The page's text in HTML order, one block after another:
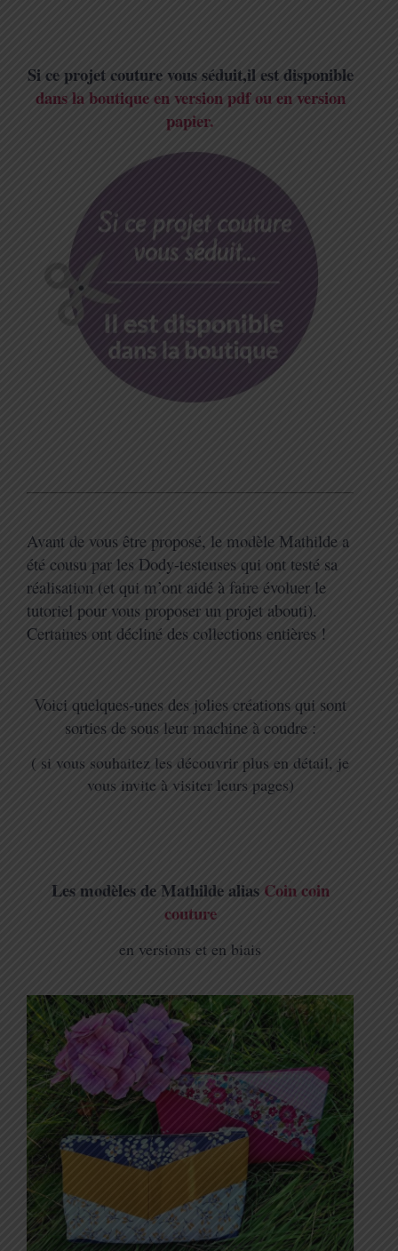
Si ce projet couture vous séduit,il est disponible
dans la boutique en version pdf ou en version
papier.
Avant de vous être proposé, le modèle Mathilde a
été cousu par les Dody-testeuses qui ont testé sa
réalisation (et qui m’ont aidé à faire évoluer le
tutoriel pour vous proposer un projet abouti).
Certaines ont décliné des collections entières !
Voici quelques-unes des jolies créations qui sont
sorties de sous leur machine à coudre :
( si vous souhaitez les découvrir plus en détail, je
vous invite à visiter leurs pages)
Les modèles de Mathilde alias Coin coin
couture
en versions et en biais